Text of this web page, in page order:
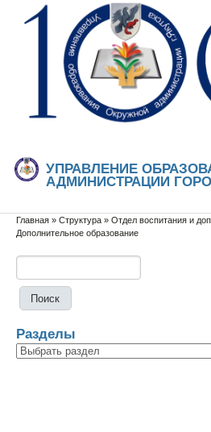
Перейти к основному содержанию
Skip to search
УПРАВЛЕНИЕ
АДМИНИСТРАЦИИ
Вы здесь
Главная » Структура » Отдел воспитания и
Дополнительное образование
Разделы